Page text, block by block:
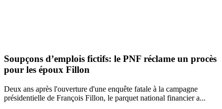
Soupçons d’emplois fictifs: le PNF réclame un procès
pour les époux Fillon
Deux ans après l'ouverture d'une enquête fatale à la campagne
présidentielle de François Fillon, le parquet national financier a...